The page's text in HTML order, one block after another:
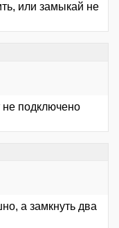
или замыкай не
не подключено
а замкнуть два